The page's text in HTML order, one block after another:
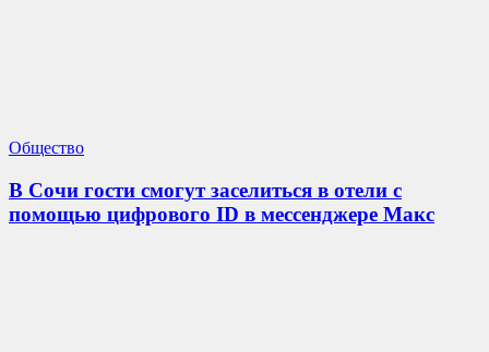
Общество
В Сочи гости смогут заселиться в отели с
помощью цифрового ID в мессенджере Макс